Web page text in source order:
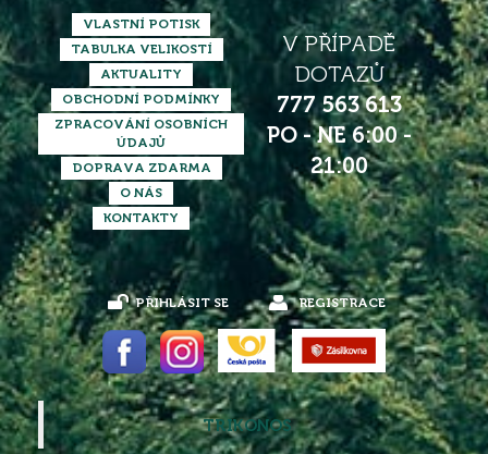
VLASTNÍ POTISK
TABULKA VELIKOSTÍ
AKTUALITY
OBCHODNÍ PODMÍNKY
ZPRACOVÁNÍ OSOBNÍCH
ÚDAJŮ
DOPRAVA ZDARMA
O NÁS
KONTAKTY
V PŘÍPADĚ
DOTAZŮ
777 563 613
PO - NE 6:00 -
21:00
PŘIHLÁSIT SE REGISTRACE
TRIKONOS